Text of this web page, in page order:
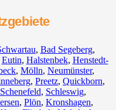
, Bad Segeberg,
Eutin, Halstenbek, Henstedt-
, Mölln, Neumünster,
, Preetz, Quickborn,
Schenefeld, Schleswig,
, Plön, Kronshagen,